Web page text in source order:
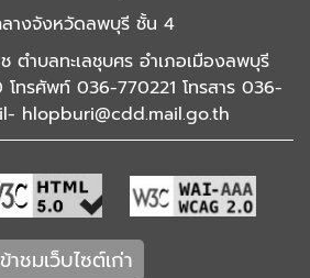
ลางจังหวัดลพบุรี ชั้น 4
ตำบลทะเลชุบศร อำเภอเมืองลพบุรี
ทรศัพท์ 036-770221 โทรสาร 036-
hlopburi@cdd.mail.go.th
ข้าชมเว็บไซต์เก่า